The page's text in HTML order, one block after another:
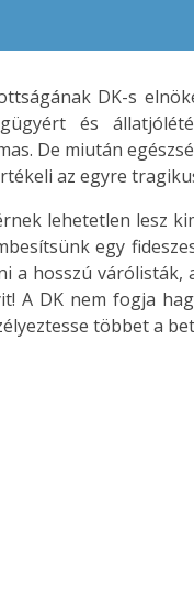
DK-s
és
De miután
az egyre
lehetetlen lesz
egy
a hosszú
A DK nem fogja
többet a